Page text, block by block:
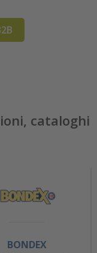
cataloghi
BONDEX